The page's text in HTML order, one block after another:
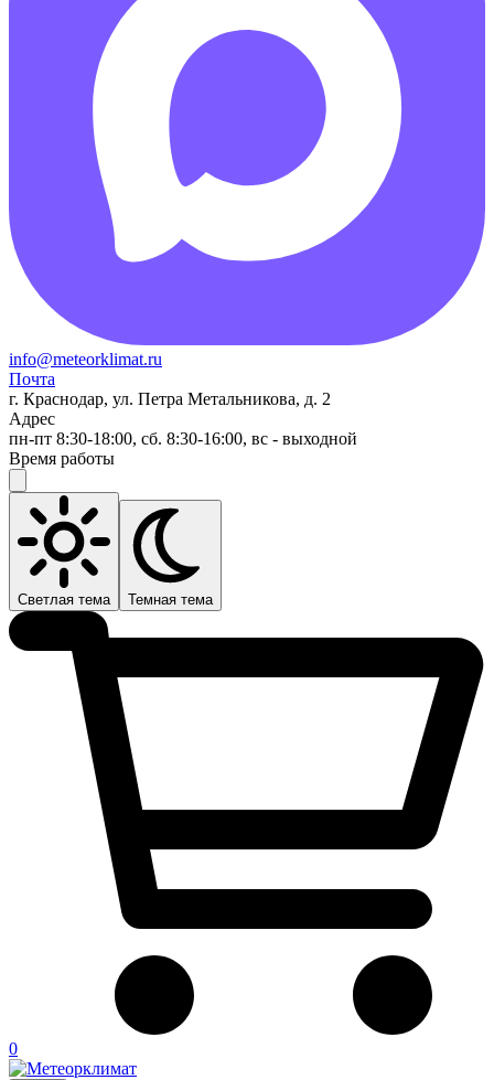
info@meteorklimat.ru
Почта
г. Краснодар, ул. Петра Метальникова, д. 2
Адрес
пн-пт 8:30-18:00, сб. 8:30-16:00, вс - выходной
Время работы
Светлая тема Темная тема
0